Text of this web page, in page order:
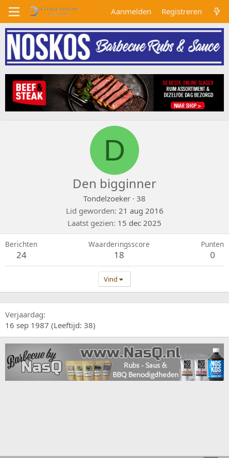
Aanmelden Registreren
D
Den bigginner
Tondelzoeker · 38
Lid geworden 21 aug 2016
Laatst gezien 15 dec 2025
Berichten
24
Waarderingsscore
18
Punten
0
Vind
Verjaardag
16 sep 1987 (Leeftijd: 38)